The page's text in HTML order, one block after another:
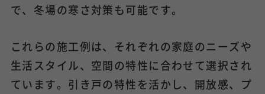
で、冬場の寒さ対策も可能です。
これらの施工例は、それぞれの家庭のニーズや
生活スタイル、空間の特性に合わせて選択され
ています。引き戸の特性を活かし、開放感、プ